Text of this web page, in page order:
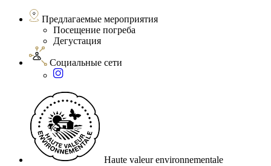
Предлагаемые мероприятия
Посещение погреба
Дегустация
Социальные сети
Haute valeur environnementale